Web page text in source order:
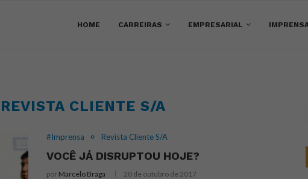
HOME CARREIRAS EMPRESARIAL
REVISTA CLIENTE S/A
#Imprensa Revista Cliente S/A
VOCÊ JÁ DISRUPTOU HOJE?
por Marcelo Braga 20 de outubro de 2017